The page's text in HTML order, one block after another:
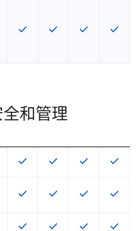
该 SKU 提供此功能
check 该 SKU 提供此功能
check 该 SKU 提供此功
check 该 SKU
check
全和管理
该 SKU 提供此功能
check 该 SKU 提供此功能
check 该 SKU 提供此功
check 该 SKU
check
该 SKU 提供此功能
check 该 SKU 提供此功能
check 该 SKU 提供此功
check 该 SKU
check
该 SKU 提供此功能
check 该 SKU 提供此功能
check 该 SKU 提供此功
check 该 SKU
check